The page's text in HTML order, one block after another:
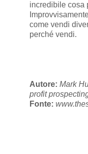
incredibile cosa
come vendi
perché vendi.
Autore: Mark
profit
Fonte: